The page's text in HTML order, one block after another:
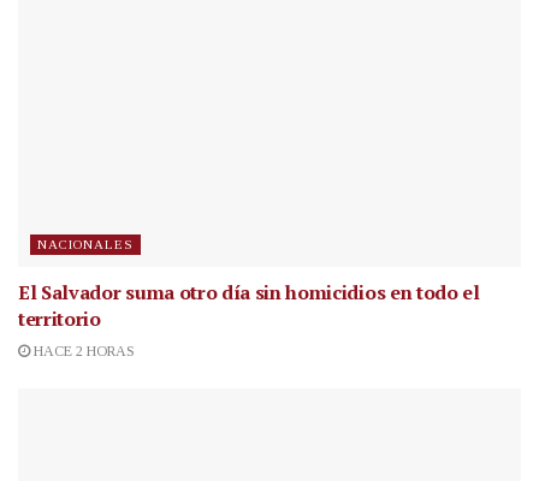
NACIONALES
El Salvador suma otro día sin homicidios en todo el
territorio
HACE 2 HORAS